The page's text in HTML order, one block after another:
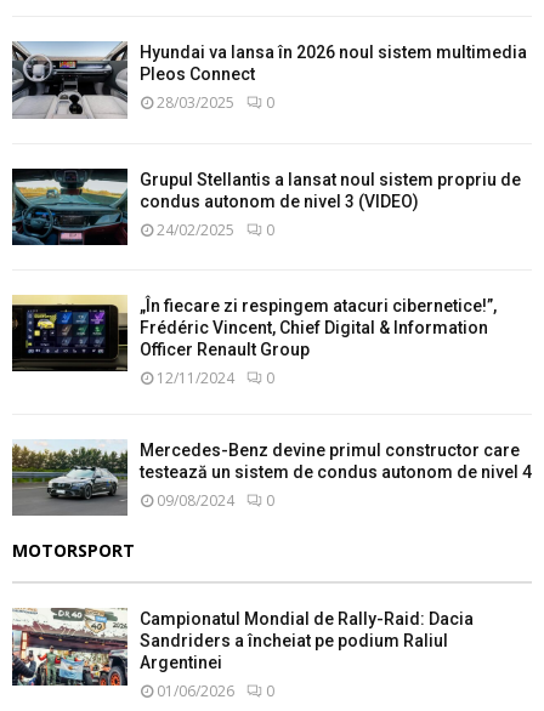
Hyundai va lansa în 2026 noul sistem multimedia
Pleos Connect
28/03/2025 0
Grupul Stellantis a lansat noul sistem propriu de
condus autonom de nivel 3 (VIDEO)
24/02/2025 0
„În fiecare zi respingem atacuri cibernetice!”,
Frédéric Vincent, Chief Digital & Information
Officer Renault Group
12/11/2024 0
Mercedes-Benz devine primul constructor care
testează un sistem de condus autonom de nivel 4
09/08/2024 0
MOTORSPORT
Campionatul Mondial de Rally-Raid: Dacia
Sandriders a încheiat pe podium Raliul
Argentinei
01/06/2026 0